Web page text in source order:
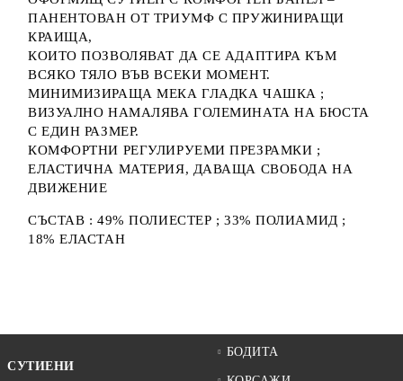
ПАНЕНТОВАН ОТ ТРИУМФ С ПРУЖИНИРАЩИ
КРАИЩА,
КОИТО ПОЗВОЛЯВАТ ДА СЕ АДАПТИРА КЪМ
ВСЯКО ТЯЛО ВЪВ ВСЕКИ МОМЕНТ.
МИНИМИЗИРАЩА МЕКА ГЛАДКА ЧАШКА ;
ВИЗУАЛНО НАМАЛЯВА ГОЛЕМИНАТА НА БЮСТА
С ЕДИН РАЗМЕР.
КОМФОРТНИ РЕГУЛИРУЕМИ ПРЕЗРАМКИ ;
ЕЛАСТИЧНА МАТЕРИЯ, ДАВАЩА СВОБОДА НА
ДВИЖЕНИЕ
СЪСТАВ : 49% ПОЛИЕСТЕР ; 33% ПОЛИАМИД ;
18% ЕЛАСТАН
СУТИЕНИ
БОДИТА